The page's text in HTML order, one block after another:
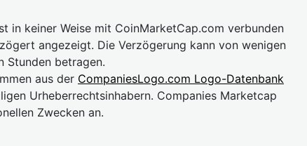
in keiner Weise mit CoinMarketCap.com verbunden
angezeigt. Die Verzögerung kann von wenigen
Stunden betragen.
aus der CompaniesLogo.com Logo-Datenbank
Urheberrechtsinhabern. Companies Marketcap
Zwecken an.